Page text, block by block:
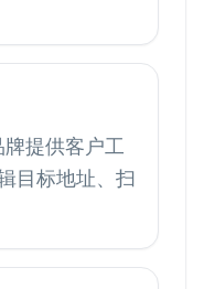
提供客户工
目标地址、扫